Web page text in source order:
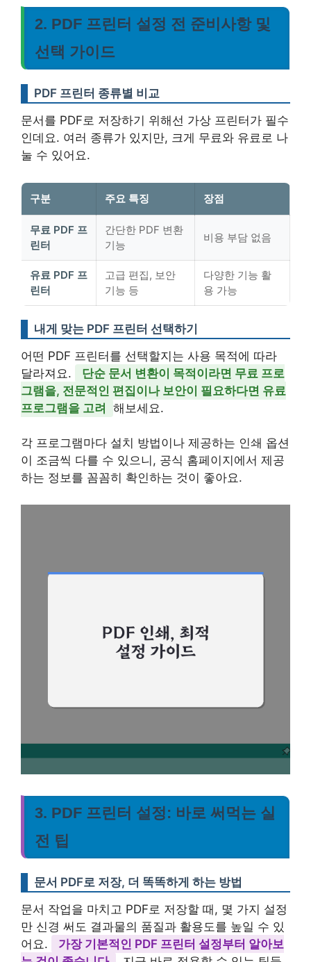
2. PDF 프린터 설정 전 준비사항 및
선택 가이드
PDF 프린터 종류별 비교
문서를 PDF로 저장하기 위해선 가상 프린터가 필수
인데요. 여러 종류가 있지만, 크게 무료와 유료로 나
눌 수 있어요.
구분 주요 특징 장점
무료 PDF 프
린터
간단한 PDF 변환
기능
비용 부담 없음
유료 PDF 프
린터
고급 편집, 보안
기능 등
다양한 기능 활
용 가능
내게 맞는 PDF 프린터 선택하기
어떤 PDF 프린터를 선택할지는 사용 목적에 따라
달라져요.
단순 문서 변환이 목적이라면 무료 프로
그램을, 전문적인 편집이나 보안이 필요하다면 유료
프로그램을 고려 해보세요.
각 프로그램마다 설치 방법이나 제공하는 인쇄 옵션
이 조금씩 다를 수 있으니, 공식 홈페이지에서 제공
하는 정보를 꼼꼼히 확인하는 것이 좋아요.
3. PDF 프린터 설정: 바로 써먹는 실
전 팁
문서 PDF로 저장, 더 똑똑하게 하는 방법
문서 작업을 마치고 PDF로 저장할 때, 몇 가지 설정
만 신경 써도 결과물의 품질과 활용도를 높일 수 있
어요.
가장 기본적인 PDF 프린터 설정부터 알아보